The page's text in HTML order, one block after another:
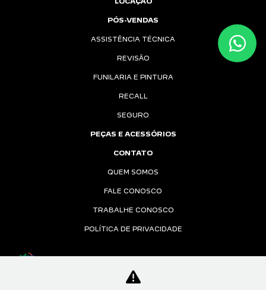
PÓS-VENDAS
ASSISTÊNCIA TÉCNICA
REVISÃO
FUNILARIA E PINTURA
RECALL
SEGURO
PEÇAS E ACESSÓRIOS
CONTATO
QUEM SOMOS
FALE CONOSCO
TRABALHE CONOSCO
POLÍTICA DE PRIVACIDADE